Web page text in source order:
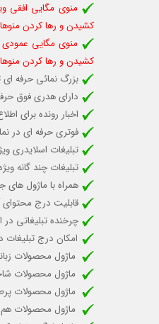
منوی مگایی افقی
کشیدن و رها کردن
منوی مگایی عمودی
کشیدن و رها کردن
بزرگ نمائی حرفه
دارای هدری فوق
اخبار رونده برای
فوتری حرفه ای در
تبلیغات اسلایدری
تبلیغات چند گانه
همراه با ماژول
قابلیت درج
چرخنده تبلیغاتی
امکان درج
ماژول محصولات
ماژول محصولات
ماژول محصولات
ماژول محصولات هم